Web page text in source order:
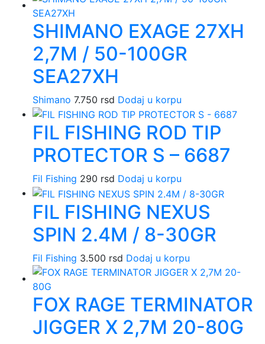
SHIMANO EXAGE 27XH
2,7M / 50-100GR
SEA27XH
Shimano 7.750 rsd Dodaj u korpu
FIL FISHING ROD TIP
PROTECTOR S – 6687
Fil Fishing 290 rsd Dodaj u korpu
FIL FISHING NEXUS
SPIN 2.4M / 8-30GR
Fil Fishing 3.500 rsd Dodaj u korpu
FOX RAGE TERMINATOR
JIGGER X 2,7M 20-80G